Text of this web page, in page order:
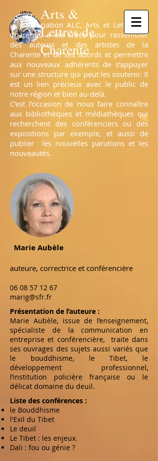
Arts &
Lettres de
Charente
L’association ALC, Arts et Lettres de
Charente, a été créée pour rassembler
des auteurs et des artistes de la
Charente et de ses abords et permettre
aux nouveaux adhérents de s’appuyer
sur une structure qui peut les soutenir. Il
est un lien précieux avec le public de
notre région et bien au-delà.
C'est l’occasion de nous faire connaître
aux bibliothèques et médiathèques qui
recherchent des conférenciers ou des
expositions par exemple, et aussi de
publier les nouvelles parutions et les
nouveautés.
Marie Aubèle
auteure, correctrice et conférencière
06 08 57 12 67
marig@sfr.fr
Présentation de l’auteure :
Marie Aubèle, issue de l’enseignement,
spécialiste de la communication en
entreprise et conférencière, traite dans
ses ouvrages des sujets aussi variés que
le bouddhisme, le Tibet, le
développement professionnel,
l’institution policière française ou le
délicat domaine du deuil.
Liste des conférences :
le Bouddhisme
l'Exil du Tibet
Le deuil
Le Tibet : les enjeux.
Dali : fou ou génie ?